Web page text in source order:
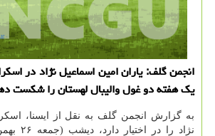
انجمن گلف: یاران امین اسماعیل نژاد در
یک هفته دو غول والیبال لهستان را شکست
به گزارش انجمن گلف به نقل از ایسنا،
نژاد را